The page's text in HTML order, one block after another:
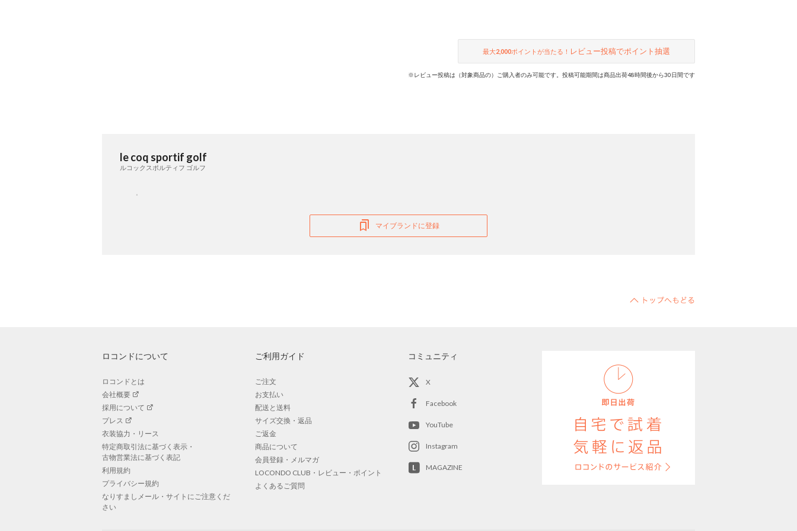
最大2,000ポイントが当たる！ レビュー投稿でポイント抽選
※レビュー投稿は（対象商品の）ご購入者のみ可能です。投稿可能期間は商品出荷48時間後から30日間です
le coq sportif golf
ルコックスポルティフ ゴルフ
マイブランドに登録
ロコンドについて
ロコンドとは
会社概要
採用について
プレス
衣装協力・リース
特定商取引法に基づく表示・
古物営業法に基づく表記
利用規約
プライバシー規約
なりすましメール・サイトにご注意くだ
さい
ご利用ガイド
ご注文
お支払い
配送と送料
サイズ交換・返品
ご返金
商品について
会員登録・メルマガ
LOCONDO CLUB・レビュー・ポイント
よくあるご質問
コミュニティ
X
Facebook
YouTube
Instagram
MAGAZINE